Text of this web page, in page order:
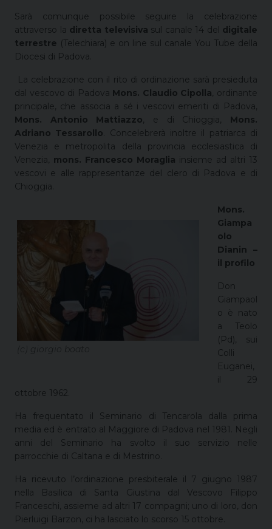
Sarà comunque possibile seguire la celebrazione
attraverso la diretta televisiva sul canale 14 del digitale
terrestre (Telechiara) e on line sul canale You Tube della
Diocesi di Padova.
La celebrazione con il rito di ordinazione sarà presieduta
dal vescovo di Padova Mons. Claudio Cipolla, ordinante
principale, che associa a sé i vescovi emeriti di Padova,
Mons. Antonio Mattiazzo, e di Chioggia, Mons.
Adriano Tessarollo . Concelebrerà inoltre il patriarca di
Venezia e metropolita della provincia ecclesiastica di
Venezia, mons. Francesco Moraglia insieme ad altri 13
vescovi e alle rappresentanze del clero di Padova e di
Chioggia.
Mons.
Giampa
olo
Dianin –
il profilo
Don
Giampaol
o è nato
a Teolo
(Pd), sui
Colli
Euganei,
il 29
ottobre 1962.
Ha frequentato il Seminario di Tencarola dalla prima
media ed è entrato al Maggiore di Padova nel 1981. Negli
anni del Seminario ha svolto il suo servizio nelle
parrocchie di Caltana e di Mestrino.
Ha ricevuto l’ordinazione presbiterale il 7 giugno 1987
nella Basilica di Santa Giustina dal Vescovo Filippo
Franceschi, assieme ad altri 17 compagni; uno di loro, don
Pierluigi Barzon, ci ha lasciato lo scorso 15 ottobre.